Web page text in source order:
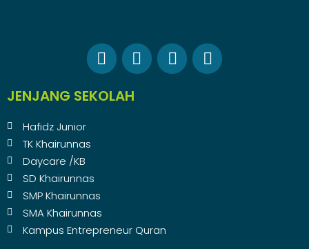
JENJANG SEKOLAH
Hafidz Junior
TK Khairunnas
Daycare /KB
SD Khairunnas
SMP Khairunnas
SMA Khairunnas
Kampus Entrepreneur Quran